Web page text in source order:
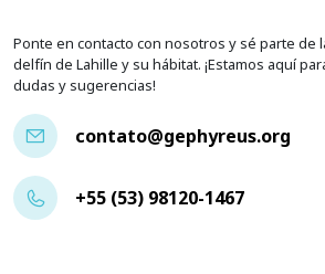
Ponte en contacto con nosotros y sé parte de
delfín de Lahille y su hábitat. ¡Estamos aquí
dudas y sugerencias!
contato@gephyreus.org
+55 (53) 98120-1467